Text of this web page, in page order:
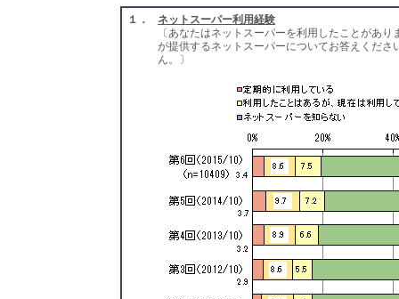
１．
ネットスーパー利用経験
〔あなたはネットスーパーを利用したことがあ
が提供するネットスーパーについてお答えくだ
ん。〕